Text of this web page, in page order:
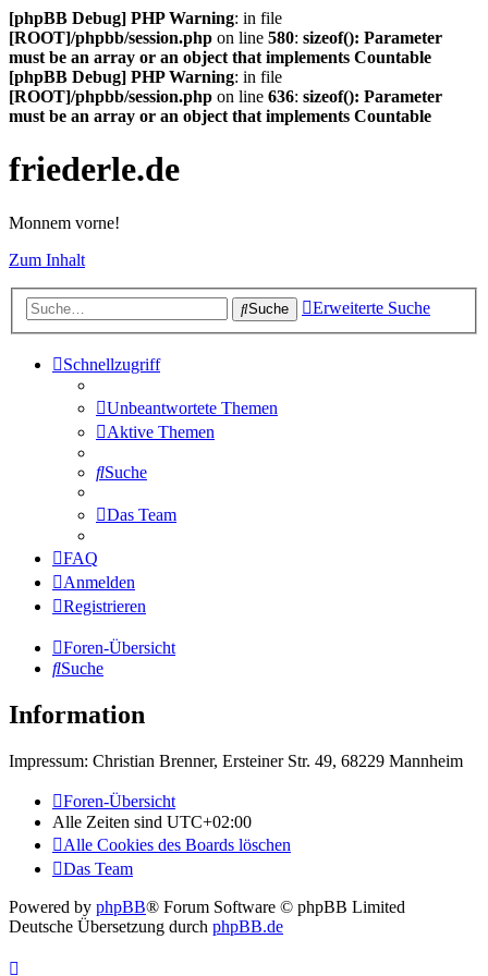
[phpBB Debug] PHP Warning: in file
[ROOT]/phpbb/session.php on line 580: sizeof(): Parameter
must be an array or an object that implements Countable
[phpBB Debug] PHP Warning: in file
[ROOT]/phpbb/session.php on line 636: sizeof(): Parameter
must be an array or an object that implements Countable
friederle.de
Monnem vorne!
Zum Inhalt
Suche Erweiterte Suche
Schnellzugriff
Unbeantwortete Themen
Aktive Themen
Suche
Das Team
FAQ
Anmelden
Registrieren
Foren-Übersicht
Suche
Information
Impressum: Christian Brenner, Ersteiner Str. 49, 68229 Mannheim
Foren-Übersicht
Alle Zeiten sind UTC+02:00
Alle Cookies des Boards löschen
Das Team
Powered by phpBB® Forum Software © phpBB Limited
Deutsche Übersetzung durch phpBB.de